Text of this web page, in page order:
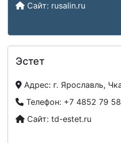
Сайт: rusalin.ru
Эстет
Адрес: г. Ярославль,
Телефон: +7 4852 79
Сайт: td-estet.ru